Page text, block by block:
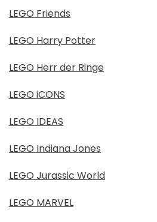
LEGO Friends
LEGO Harry Potter
LEGO Herr der Ringe
LEGO iCONS
LEGO IDEAS
LEGO Indiana Jones
LEGO Jurassic World
LEGO MARVEL